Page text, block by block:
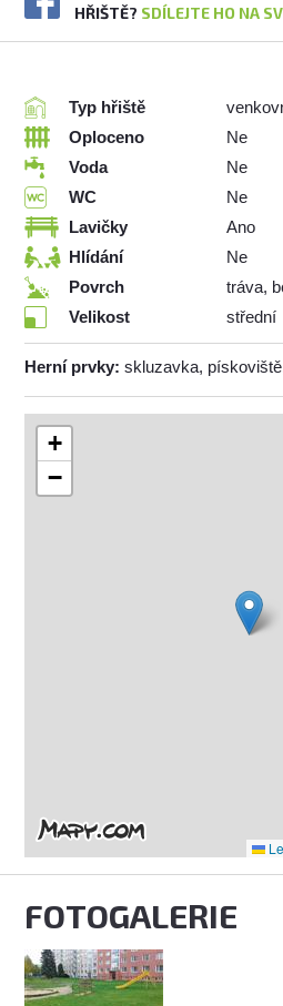
HŘIŠTĚ? SDÍLEJTE HO NA
Typ hřiště
Oploceno
Ne
Voda
Ne
WC
Ne
Lavičky
Ano
Hlídání
Ne
Povrch
tráva,
Velikost
střední
Herní prvky: skluzavka,
+
−
FOTOGALERIE